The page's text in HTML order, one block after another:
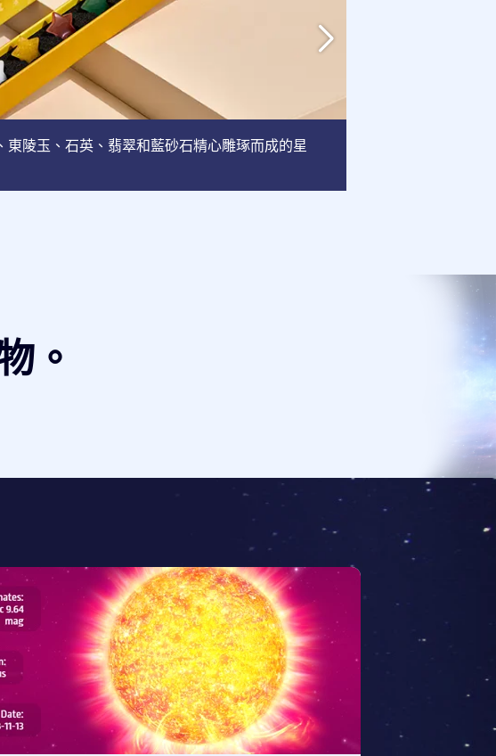
東陵玉、石英、翡翠和藍砂石精心雕琢而成的星
。